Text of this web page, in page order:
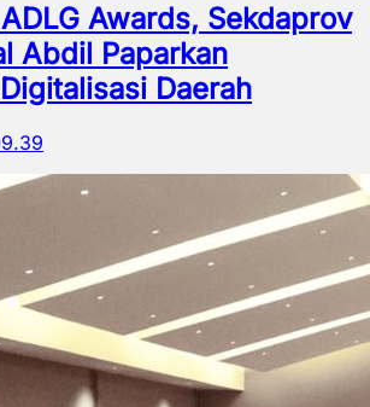
Awards, Sekdaprov
Abdil Paparkan
Daerah